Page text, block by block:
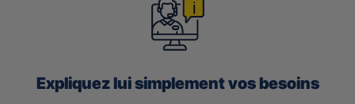
Expliquez lui simplement vos besoins